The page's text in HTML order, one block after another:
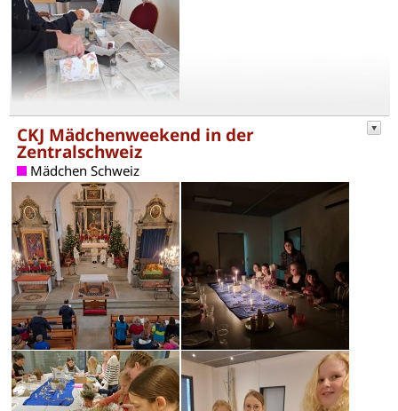
CKJ Mädchenweekend in der
Zentralschweiz
Mädchen Schweiz